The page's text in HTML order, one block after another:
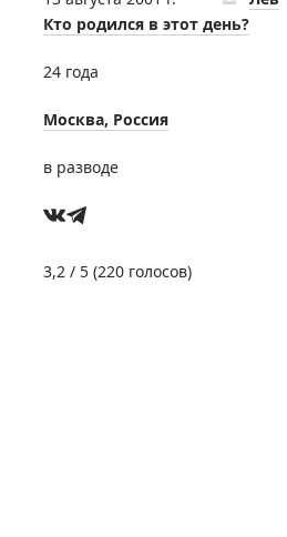
Кто родился в этот день?
24 года
Москва, Россия
в разводе
3,2 / 5 (220 голосов)